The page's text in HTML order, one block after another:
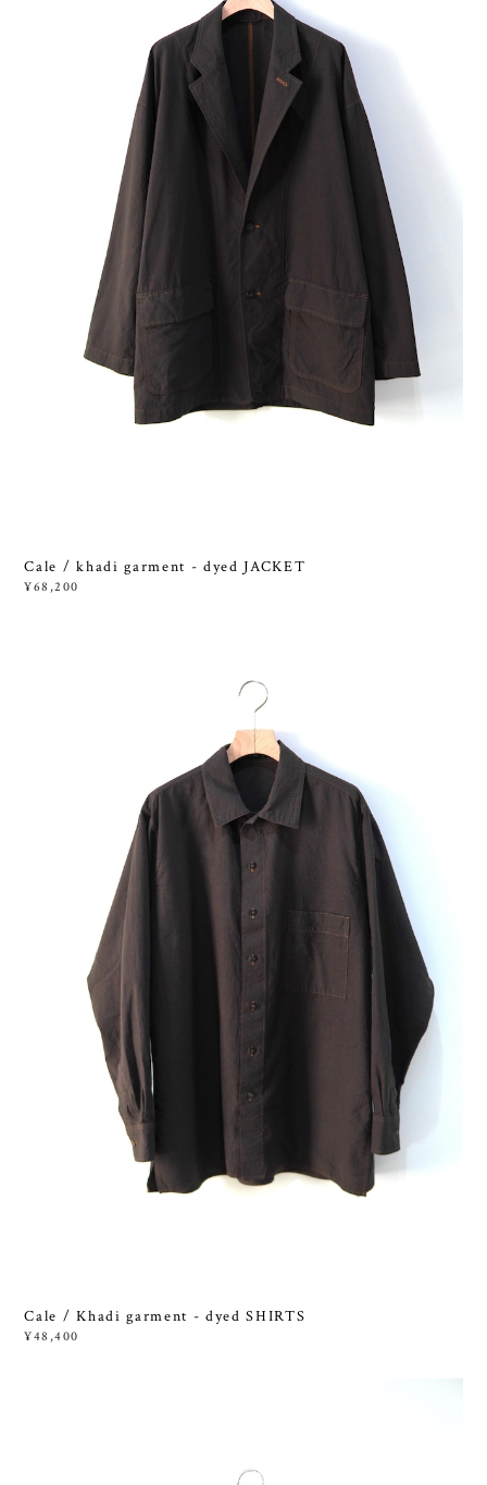
Cale / khadi garment - dyed JACKET
¥68,200
Cale / Khadi garment - dyed SHIRTS
¥48,400